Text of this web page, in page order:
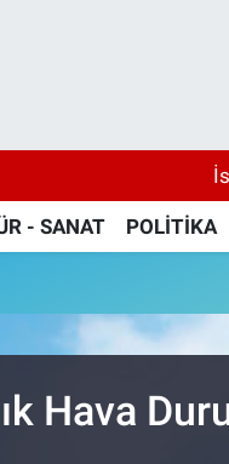
- SANAT POLİTİKA
Hava